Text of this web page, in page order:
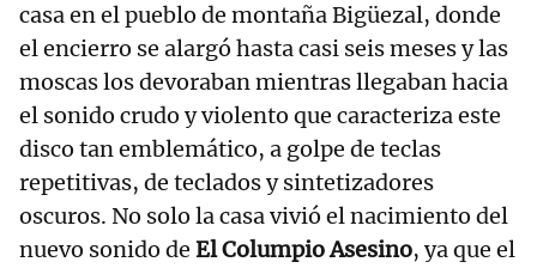
casa en el pueblo de montaña Bigüezal, donde
el encierro se alargó hasta casi seis meses y las
moscas los devoraban mientras llegaban hacia
el sonido crudo y violento que caracteriza este
disco tan emblemático, a golpe de teclas
repetitivas, de teclados y sintetizadores
oscuros. No solo la casa vivió el nacimiento del
nuevo sonido de El Columpio Asesino, ya que el